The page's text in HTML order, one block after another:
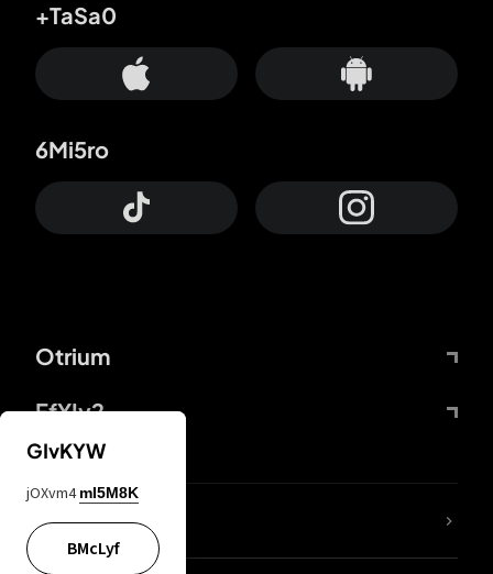
Otrium
FfYIy2
+TaSa0
6Mi5ro
KIjvtr
GIvKYW
jOXvm4 mI5M8K
BMcLyf